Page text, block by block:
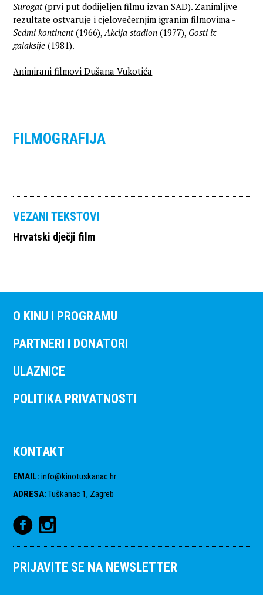
Surogat(prvi put dodijeljen filmu izvan SAD). Zanimljive
rezultate ostvaruje i cjelovečernjim igranim filmovima -
Sedmi kontinent(1966),Akcija stadion (1977), Gosti iz
galaksije (1981).
Animirani filmovi Dušana Vukotića
FILMOGRAFIJA
VEZANI TEKSTOVI
Hrvatski dječji film
O KINU I PROGRAMU
PARTNERI I DONATORI
ULAZNICE
POLITIKA PRIVATNOSTI
KONTAKT
EMAIL: info@kinotuskanac.hr
ADRESA: Tuškanac 1, Zagreb
PRIJAVITE SE NA NEWSLETTER